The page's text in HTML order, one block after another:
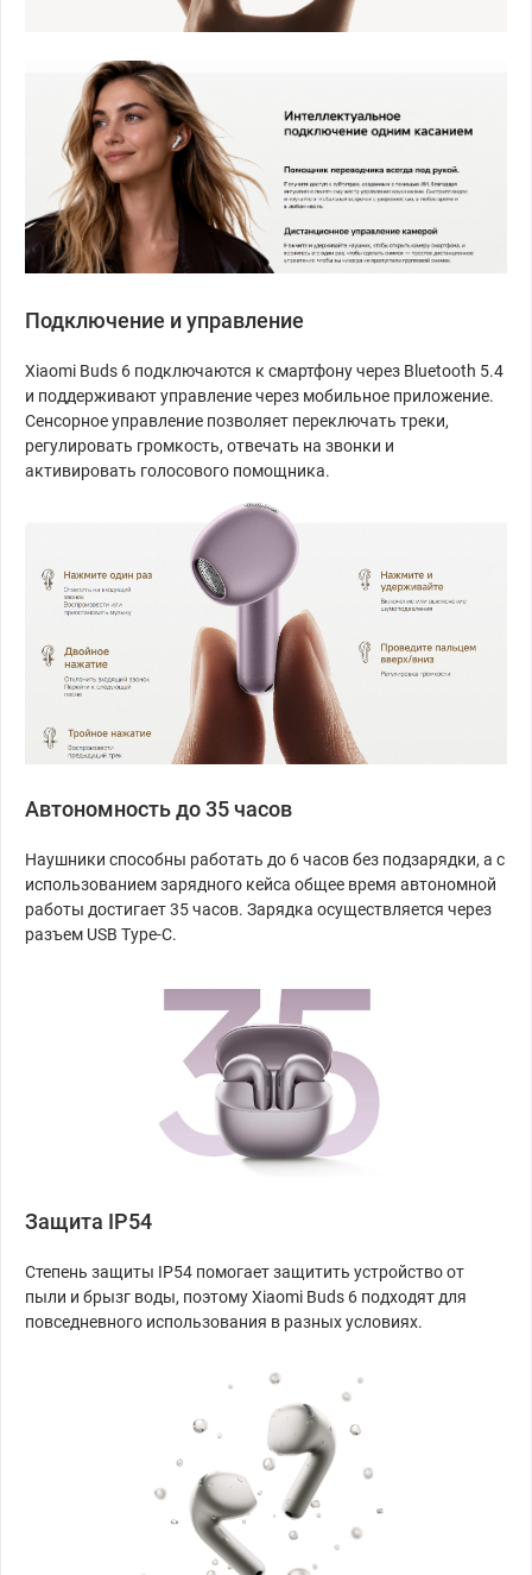
Подключение и управление
Xiaomi Buds 6 подключаются к смартфону через Bluetooth 5.4
и поддерживают управление через мобильное приложение.
Сенсорное управление позволяет переключать треки,
регулировать громкость, отвечать на звонки и
активировать голосового помощника.
Автономность до 35 часов
Наушники способны работать до 6 часов без подзарядки, а с
использованием зарядного кейса общее время автономной
работы достигает 35 часов. Зарядка осуществляется через
разъем USB Type-C.
Защита IP54
Степень защиты IP54 помогает защитить устройство от
пыли и брызг воды, поэтому Xiaomi Buds 6 подходят для
повседневного использования в разных условиях.